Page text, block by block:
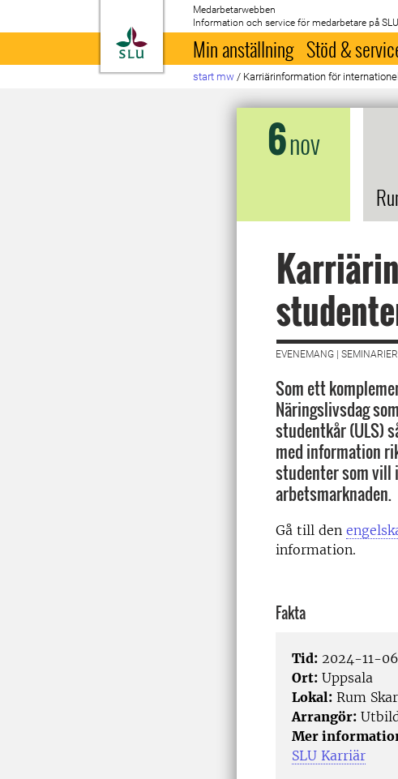
Till startsida
Medarbetarwebben
Information och service för medarbetare på SLU
Min anställning Stöd &
start mw / Karriärinformation för
6nov
EVENEMANG |
Som ett
Näringslivsdag
studentkår (ULS)
med information
studenter som vill
arbetsmarknaden.
Gå till den
information.
Fakta
Tid: 2024-11-
Ort: Uppsala
Lokal: Rum
Arrangör:
Mer
SLU Karriär